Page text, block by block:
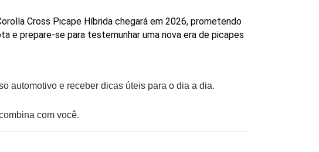
Cross Picape Híbrida chegará em 2026, prometendo
e prepare-se para testemunhar uma nova era de picapes
automotivo e receber dicas úteis para o dia a dia.
com você.